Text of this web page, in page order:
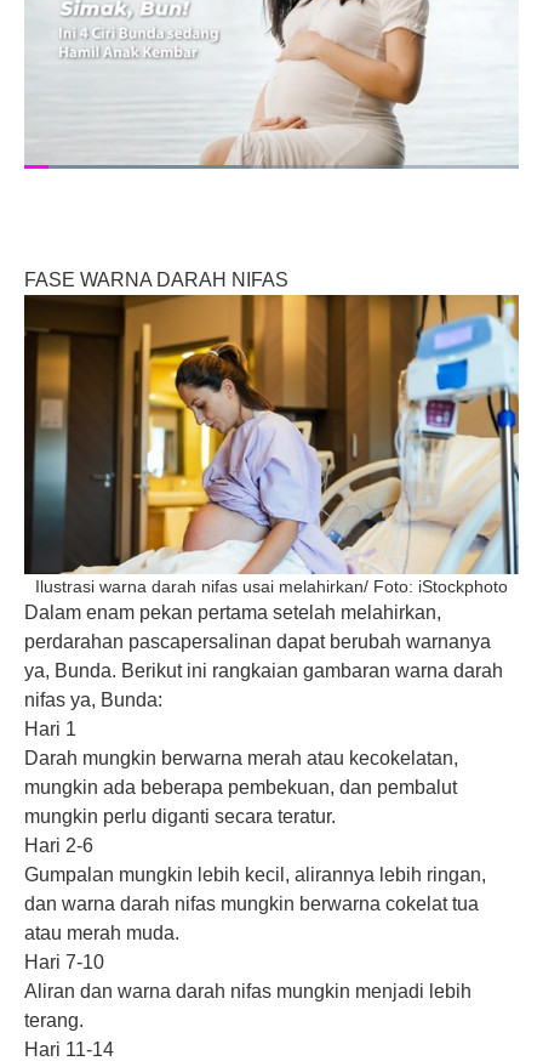
FASE WARNA DARAH NIFAS
Ilustrasi warna darah nifas usai melahirkan/ Foto: iStockphoto
Dalam enam pekan pertama setelah melahirkan,
perdarahan pascapersalinan dapat berubah warnanya
ya, Bunda. Berikut ini rangkaian gambaran warna darah
nifas ya, Bunda:
Hari 1
Darah mungkin berwarna merah atau kecokelatan,
mungkin ada beberapa pembekuan, dan pembalut
mungkin perlu diganti secara teratur.
Hari 2-6
Gumpalan mungkin lebih kecil, alirannya lebih ringan,
dan warna darah nifas mungkin berwarna cokelat tua
atau merah muda.
Hari 7-10
Aliran dan warna darah nifas mungkin menjadi lebih
terang.
Hari 11-14